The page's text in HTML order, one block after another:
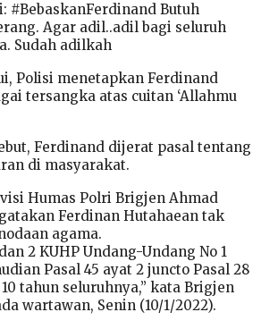
#BebaskanFerdinand Butuh
Agar adil..adil bagi seluruh
Sudah adilkah
Polisi menetapkan Ferdinand
tersangka atas cuitan ‘Allahmu
Ferdinand dijerat pasal tentang
di masyarakat.
Humas Polri Brigjen Ahmad
Ferdinan Hutahaean tak
agama.
2 KUHP Undang-Undang No 1
Pasal 45 ayat 2 juncto Pasal 28
tahun seluruhnya,” kata Brigjen
wartawan, Senin (10/1/2022).